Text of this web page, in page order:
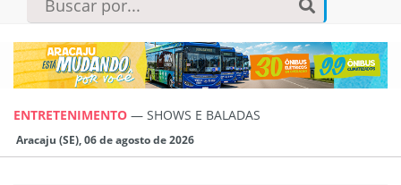
ENTRETENIMENTO — SHOWS E BALADAS
Aracaju (SE), 06 de agosto de 2026